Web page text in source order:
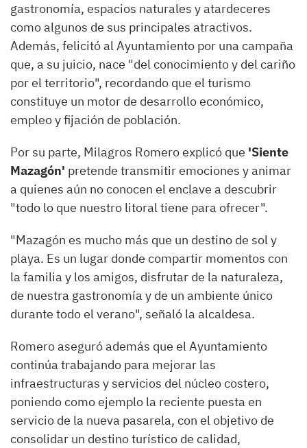
gastronomía, espacios naturales y atardeceres
como algunos de sus principales atractivos.
Además, felicitó al Ayuntamiento por una campaña
que, a su juicio, nace "del conocimiento y del cariño
por el territorio", recordando que el turismo
constituye un motor de desarrollo económico,
empleo y fijación de población.
Por su parte, Milagros Romero explicó que 'Siente
Mazagón' pretende transmitir emociones y animar
a quienes aún no conocen el enclave a descubrir
"todo lo que nuestro litoral tiene para ofrecer".
"Mazagón es mucho más que un destino de sol y
playa. Es un lugar donde compartir momentos con
la familia y los amigos, disfrutar de la naturaleza,
de nuestra gastronomía y de un ambiente único
durante todo el verano", señaló la alcaldesa.
Romero aseguró además que el Ayuntamiento
continúa trabajando para mejorar las
infraestructuras y servicios del núcleo costero,
poniendo como ejemplo la reciente puesta en
servicio de la nueva pasarela, con el objetivo de
consolidar un destino turístico de calidad,